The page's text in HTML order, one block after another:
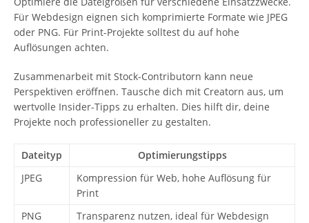
Für Webdesign eignen sich komprimierte Formate wie JPEG
oder PNG. Für Print-Projekte solltest du auf hohe
Auflösungen achten.
Zusammenarbeit mit Stock-Contributorn kann neue
Perspektiven eröffnen. Tausche dich mit Creatorn aus, um
wertvolle Insider-Tipps zu erhalten. Dies hilft dir, deine
Projekte noch professioneller zu gestalten.
Dateityp
Optimierungstipps
JPEG
Kompression für Web, hohe Auflösung für
Print
PNG
Transparenz nutzen, ideal für Webdesign